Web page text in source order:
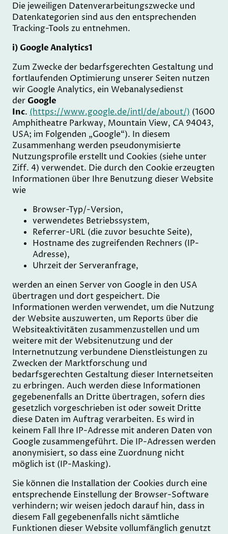
Die jeweiligen Datenverarbeitungszwecke und
Datenkategorien sind aus den entsprechenden
Tracking-Tools zu entnehmen.
i) Google Analytics1
Zum Zwecke der bedarfsgerechten Gestaltung und
fortlaufenden Optimierung unserer Seiten nutzen
wir Google Analytics, ein Webanalysedienst
derGoogle
Inc. (https://www.google.de/intl/de/about/) (1600
Amphitheatre Parkway, Mountain View, CA 94043,
USA; im Folgenden „Google“). In diesem
Zusammenhang werden pseudonymisierte
Nutzungsprofile erstellt und Cookies (siehe unter
Ziff. 4) verwendet. Die durch den Cookie erzeugten
Informationen über Ihre Benutzung dieser Website
wie
Browser-Typ/-Version,
verwendetes Betriebssystem,
Referrer-URL (die zuvor besuchte Seite),
Hostname des zugreifenden Rechners (IP-
Adresse),
Uhrzeit der Serveranfrage,
werden an einen Server von Google in den USA
übertragen und dort gespeichert. Die
Informationen werden verwendet, um die Nutzung
der Website auszuwerten, um Reports über die
Websiteaktivitäten zusammenzustellen und um
weitere mit der Websitenutzung und der
Internetnutzung verbundene Dienstleistungen zu
Zwecken der Marktforschung und
bedarfsgerechten Gestaltung dieser Internetseiten
zu erbringen. Auch werden diese Informationen
gegebenenfalls an Dritte übertragen, sofern dies
gesetzlich vorgeschrieben ist oder soweit Dritte
diese Daten im Auftrag verarbeiten. Es wird in
keinem Fall Ihre IP-Adresse mit anderen Daten von
Google zusammengeführt. Die IP-Adressen werden
anonymisiert, so dass eine Zuordnung nicht
möglich ist (IP-Masking).
Sie können die Installation der Cookies durch eine
entsprechende Einstellung der Browser-Software
verhindern; wir weisen jedoch darauf hin, dass in
diesem Fall gegebenenfalls nicht sämtliche
Funktionen dieser Website vollumfänglich genutzt